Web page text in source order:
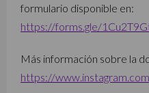
formulario disponible en:
https://forms.gle/
Más información sobre la
https://www.instagram.com/